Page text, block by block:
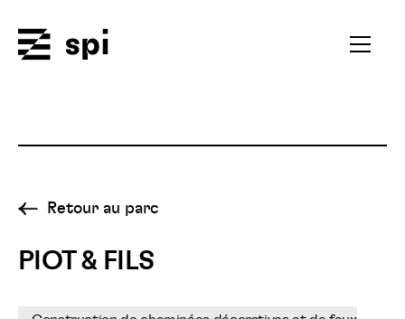
Ouvrir
Retour au parc
PIOT & FILS